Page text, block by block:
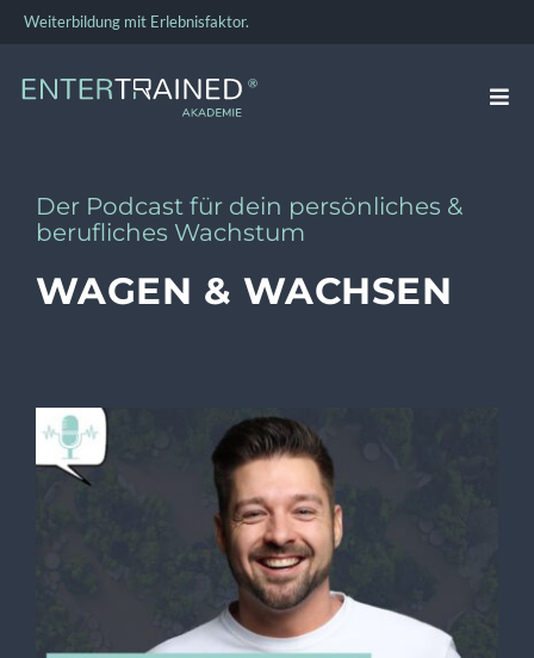
Zum
springen
Weiterbildung mit Erlebnisfaktor.
BUSINESS COACHING
Der Podcast für dein persönliches &
berufliches Wachstum
WAGEN & WACHSEN